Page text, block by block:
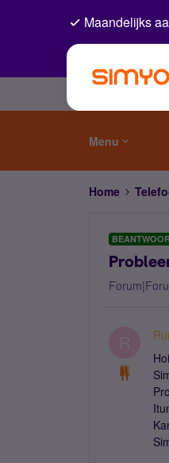
Maandelijks
Menu
Home